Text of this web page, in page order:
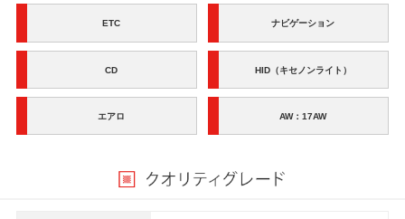
ETC ナビゲーション
CD HID（キセノンライト）
エアロ AW：17AW